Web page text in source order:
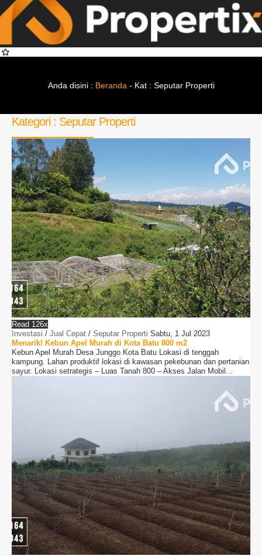
Anda disini : Beranda - Kat : Seputar Properti
Kategori : Seputar Properti
Read 126x
Investasi / Jual Cepat / Seputar Properti Sabtu, 1 Jul 2023
Menarik! Kebun Apel Murah di Kota Batu 800 m2
Kebun Apel Murah Desa Junggo Kota Batu Lokasi di tenggah
kampung. Lahan produktif lokasi di kawasan pekebunan dan pertanian
sayur. Lokasi setrategis – Luas Tanah 800 – Akses Jalan Mobil...